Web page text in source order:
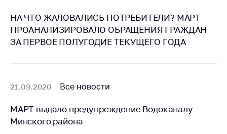
Общественное
обсуждение
проектов
Упрощение условий
Рекомендации по
предотвращению
НА ЧТО ЖАЛОВАЛИСЬ ПОТРЕБИТЕЛИ? МАРТ
ПРОАНАЛИЗИРОВАЛО ОБРАЩЕНИЯ ГРАЖДАН
ЗА ПЕРВОЕ ПОЛУГОДИЕ ТЕКУЩЕГО ГОДА
21.09.2020 Все новости
МАРТ выдало предупреждение Водоканалу
Минского района